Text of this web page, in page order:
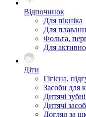
Відпочинок
Для пікніка
Для
Фольга,
Для
Діти
Гігієна,
Засоби для
Дитячі
Дитячі
Догляд за